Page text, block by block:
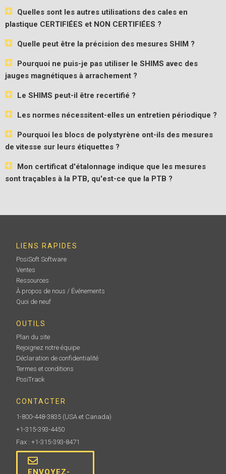
Quelles sont les autres utilisations des cales en
plastique CERTIFIÉES et NON CERTIFIÉES ?
Quelle peut être la précision des mesures SHIM ?
Pourquoi ne puis-je pas utiliser le SHIMS avec des
jauges magnétiques à arrachement ?
Le SHIMS peut-il être recertifié ?
Les normes nécessitent-elles un entretien périodique ?
Pourquoi les blocs de polystyrène ont-ils des mesures
de vitesse sur leurs étiquettes ?
Mon certificat d'étalonnage indique que les mesures
sont traçables à la PTB, qu'est-ce que la PTB ?
LIENS RAPIDES
PosiSoft Software
Ventes
Ressources
À propos de nous / Événements
Quoi de neuf
OUTILS
Plan du site
Rejoignez notre équipe
Déclaration de confidentialité
Termes et conditions
PosiTrack
CONTACTER
1-800-448-3835 (USA et Canada)
+1-315-393-4450
Fax : +1-315-393-8471
ENVOYEZ-